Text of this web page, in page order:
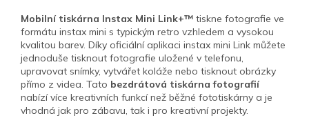
Mobilní tiskárna Instax Mini Link+™ tiskne fotografie ve
formátu instax mini s typickým retro vzhledem a vysokou
kvalitou barev. Díky oficiální aplikaci instax mini Link můžete
jednoduše tisknout fotografie uložené v telefonu,
upravovat snímky, vytvářet koláže nebo tisknout obrázky
přímo z videa. Tato bezdrátová tiskárna fotografií
nabízí více kreativních funkcí než běžné fototiskárny a je
vhodná jak pro zábavu, tak i pro kreativní projekty.